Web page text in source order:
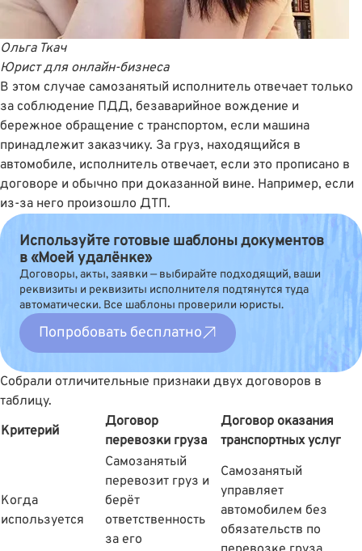
Ольга Ткач
Юрист для онлайн-бизнеса
В этом случае самозанятый исполнитель отвечает только
за соблюдение ПДД, безаварийное вождение и
бережное обращение с транспортом, если машина
принадлежит заказчику. За груз, находящийся в
автомобиле, исполнитель отвечает, если это прописано в
договоре и обычно при доказанной вине. Например, если
из-за него произошло ДТП.
Используйте готовые шаблоны документов
в «Моей удалёнке»
Договоры, акты, заявки — выбирайте подходящий, ваши
реквизиты и реквизиты исполнителя подтянутся туда
автоматически. Все шаблоны проверили юристы.
Попробовать бесплатно
Собрали отличительные признаки двух договоров в
таблицу.
Критерий
Договор
перевозки груза
Договор оказания
транспортных услуг
Когда
используется
Самозанятый
перевозит груз и
берёт
ответственность
за его
Самозанятый
управляет
автомобилем без
обязательств по